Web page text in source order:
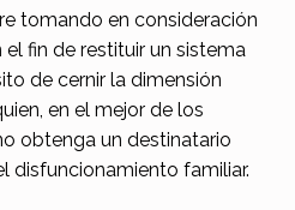
tomando en consideración
fin de restituir un sistema
de cernir la dimensión
en el mejor de los
obtenga un destinatario
disfuncionamiento familiar.